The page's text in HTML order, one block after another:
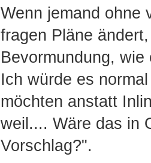
Wenn jemand ohne
fragen Pläne
Bevormundung,
Ich würde es
möchten anstatt
weil.... Wäre das in
Vorschlag?".